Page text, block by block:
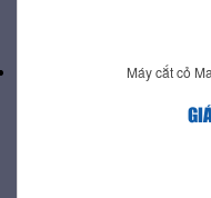
Máy cắt cỏ